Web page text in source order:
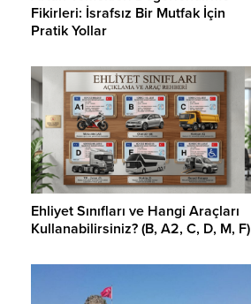
Fikirleri: İsrafsız Bir Mutfak İçin
Pratik Yollar
Ehliyet Sınıfları ve Hangi Araçları
Kullanabilirsiniz? (B, A2, C, D, M, F)